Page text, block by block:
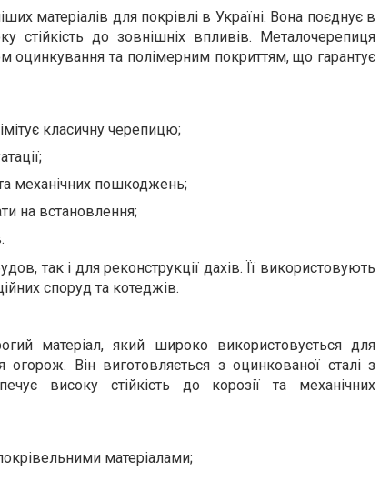
матеріалів для покрівлі в Україні. Вона поєднує в
стійкість до зовнішніх впливів. Металочерепиця
оцинкування та полімерним покриттям, що гарантує
класичну черепицю;
та механічних пошкоджень;
на встановлення;
так і для реконструкції дахів. Її використовують
споруд та котеджів.
матеріал, який широко використовується для
огорож. Він виготовляється з оцинкованої сталі з
високу стійкість до корозії та механічних
матеріалами;